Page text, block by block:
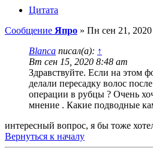
Цитата
Сообщение Япро » Пн сен 21,
Blanca писал(а): ↑
Вт сен 15, 2020 8:48 am
Здравствуйте. Если на этом
делали пересадку волос
операции в рубцы ? Очень
мнение . Какие подводные
интересный вопрос, я бы тоже
Вернуться к началу